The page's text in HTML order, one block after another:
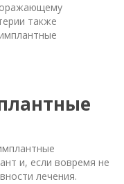
также
и, если вовремя не
лечения.